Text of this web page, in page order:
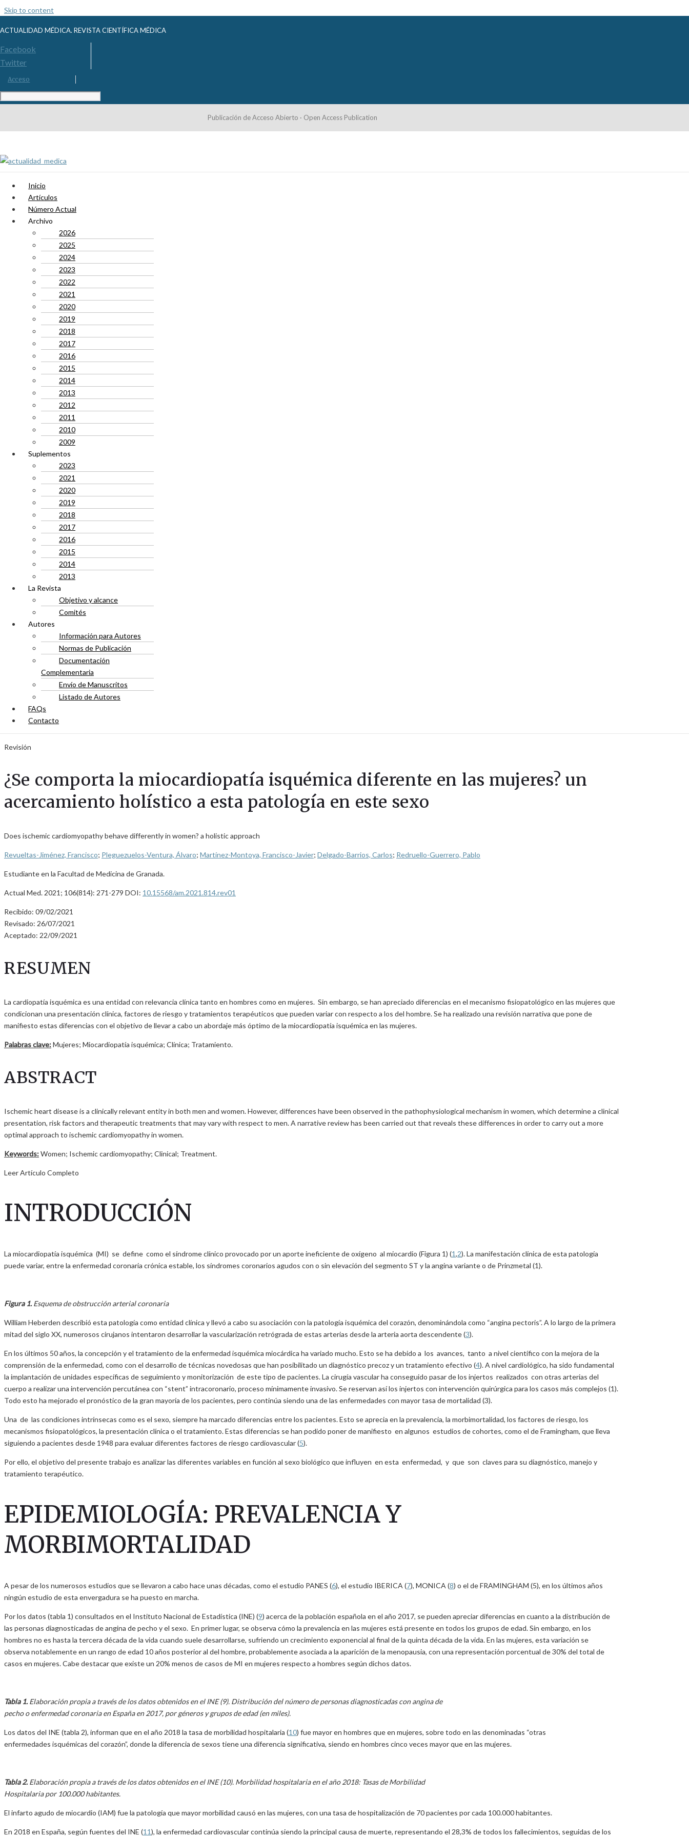
Skip to content
ACTUALIDAD MÉDICA. REVISTA CIENTÍFICA MÉDICA
Facebook
Twitter
Acceso
Publicación de Acceso Abierto · Open Access Publication
Inicio
Artículos
Número Actual
Archivo
2026
2025
2024
2023
2022
2021
2020
2019
2018
2017
2016
2015
2014
2013
2012
2011
2010
2009
Suplementos
2023
2021
2020
2019
2018
2017
2016
2015
2014
2013
La Revista
Objetivo y alcance
Comités
Autores
Información para Autores
Normas de Publicación
Documentación
Complementaria
Envío de Manuscritos
Listado de Autores
FAQs
Contacto
Revisión
¿Se comporta la miocardiopatía isquémica diferente en las mujeres? un
acercamiento holístico a esta patología en este sexo
Does ischemic cardiomyopathy behave differently in women? a holistic approach
Revueltas-Jiménez, Francisco; Pleguezuelos-Ventura, Álvaro; Martínez-Montoya, Francisco-Javier; Delgado-Barrios, Carlos; Redruello-Guerrero, Pablo
Estudiante en la Facultad de Medicina de Granada.
Actual Med. 2021; 106(814): 271-279 DOI: 10.15568/am.2021.814.rev01
Recibido: 09/02/2021
Revisado: 26/07/2021
Aceptado: 22/09/2021
RESUMEN
La cardiopatía isquémica es una entidad con relevancia clínica tanto en hombres como en mujeres. Sin embargo, se han apreciado diferencias en el mecanismo fisiopatológico en las mujeres que
condicionan una presentación clínica, factores de riesgo y tratamientos terapéuticos que pueden variar con respecto a los del hombre. Se ha realizado una revisión narrativa que pone de
manifiesto estas diferencias con el objetivo de llevar a cabo un abordaje más óptimo de la miocardiopatía isquémica en las mujeres.
Palabras clave:Mujeres; Miocardiopatía isquémica; Clínica; Tratamiento.
ABSTRACT
Ischemic heart disease is a clinically relevant entity in both men and women. However, differences have been observed in the pathophysiological mechanism in women, which determine a clinical
presentation, risk factors and therapeutic treatments that may vary with respect to men. A narrative review has been carried out that reveals these differences in order to carry out a more
optimal approach to ischemic cardiomyopathy in women.
Keywords:Women; Ischemic cardiomyopathy; Clinical; Treatment.
Leer Artículo Completo
INTRODUCCIÓN
La miocardiopatía isquémica (MI) se define como el síndrome clínico provocado por un aporte ineficiente de oxígeno al miocardio (Figura 1) (1,2). La manifestación clínica de esta patología
puede variar, entre la enfermedad coronaria crónica estable, los síndromes coronarios agudos con o sin elevación del segmento ST y la angina variante o de Prinzmetal (1).
Figura 1. Esquema de obstrucción arterial coronaria
William Heberden describió esta patología como entidad clínica y llevó a cabo su asociación con la patología isquémica del corazón, denominándola como “angina pectoris”. A lo largo de la primera
mitad del siglo XX, numerosos cirujanos intentaron desarrollar la vascularización retrógrada de estas arterias desde la arteria aorta descendente (3).
En los últimos 50 años, la concepción y el tratamiento de la enfermedad isquémica miocárdica ha variado mucho. Esto se ha debido a los avances, tanto a nivel científico con la mejora de la
comprensión de la enfermedad, como con el desarrollo de técnicas novedosas que han posibilitado un diagnóstico precoz y un tratamiento efectivo (4). A nivel cardiológico, ha sido fundamental
la implantación de unidades específicas de seguimiento y monitorización de este tipo de pacientes. La cirugía vascular ha conseguido pasar de los injertos realizados con otras arterias del
cuerpo a realizar una intervención percutánea con “stent” intracoronario, proceso mínimamente invasivo. Se reservan así los injertos con intervención quirúrgica para los casos más complejos (1).
Todo esto ha mejorado el pronóstico de la gran mayoría de los pacientes, pero continúa siendo una de las enfermedades con mayor tasa de mortalidad (3).
Una de las condiciones intrínsecas como es el sexo, siempre ha marcado diferencias entre los pacientes. Esto se aprecia en la prevalencia, la morbimortalidad, los factores de riesgo, los
mecanismos fisiopatológicos, la presentación clínica o el tratamiento. Estas diferencias se han podido poner de manifiesto en algunos estudios de cohortes, como el de Framingham, que lleva
siguiendo a pacientes desde 1948 para evaluar diferentes factores de riesgo cardiovascular (5).
Por ello, el objetivo del presente trabajo es analizar las diferentes variables en función al sexo biológico que influyen en esta enfermedad, y que son claves para su diagnóstico, manejo y
tratamiento terapéutico.
EPIDEMIOLOGÍA: PREVALENCIA Y
MORBIMORTALIDAD
A pesar de los numerosos estudios que se llevaron a cabo hace unas décadas, como el estudio PANES (6), el estudio IBERICA (7), MONICA (8) o el de FRAMINGHAM (5), en los últimos años
ningún estudio de esta envergadura se ha puesto en marcha.
Por los datos (tabla 1) consultados en el Instituto Nacional de Estadística (INE) (9) acerca de la población española en el año 2017, se pueden apreciar diferencias en cuanto a la distribución de
las personas diagnosticadas de angina de pecho y el sexo. En primer lugar, se observa cómo la prevalencia en las mujeres está presente en todos los grupos de edad. Sin embargo, en los
hombres no es hasta la tercera década de la vida cuando suele desarrollarse, sufriendo un crecimiento exponencial al final de la quinta década de la vida. En las mujeres, esta variación se
observa notablemente en un rango de edad 10 años posterior al del hombre, probablemente asociada a la aparición de la menopausia, con una representación porcentual de 30% del total de
casos en mujeres. Cabe destacar que existe un 20% menos de casos de MI en mujeres respecto a hombres según dichos datos.
Tabla 1. Elaboración propia a través de los datos obtenidos en el INE (9). Distribución del número de personas diagnosticadas con angina de
pecho o enfermedad coronaria en España en 2017, por géneros y grupos de edad (en miles).
Los datos del INE (tabla 2), informan que en el año 2018 la tasa de morbilidad hospitalaria (10) fue mayor en hombres que en mujeres, sobre todo en las denominadas “otras
enfermedades isquémicas del corazón”, donde la diferencia de sexos tiene una diferencia significativa, siendo en hombres cinco veces mayor que en las mujeres.
Tabla 2. Elaboración propia a través de los datos obtenidos en el INE (10). Morbilidad hospitalaria en el año 2018: Tasas de Morbilidad
Hospitalaria por 100.000 habitantes.
El infarto agudo de miocardio (IAM) fue la patología que mayor morbilidad causó en las mujeres, con una tasa de hospitalización de 70 pacientes por cada 100.000 habitantes.
En 2018 en España, según fuentes del INE (11), la enfermedad cardiovascular continúa siendo la principal causa de muerte, representando el 28,3% de todos los fallecimientos, seguidas de los